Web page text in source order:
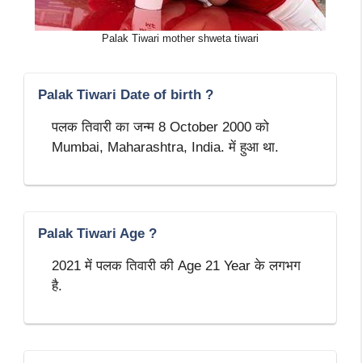
Palak Tiwari mother shweta tiwari
Palak Tiwari Date of birth ?
पलक तिवारी का जन्म 8 October 2000 को
Mumbai, Maharashtra, India. में हुआ था.
Palak Tiwari Age ?
2021 में पलक तिवारी की Age 21 Year के लगभग
है.